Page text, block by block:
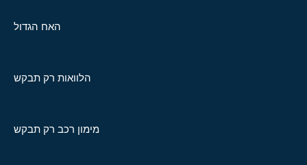
האח הגדול
הלוואות רק תבקש
מימון רכב רק תבקש